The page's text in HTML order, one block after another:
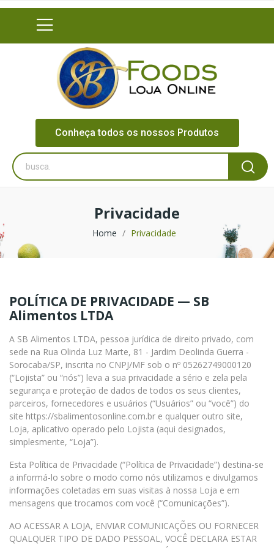
Conheça todos os nossos Produtos
Privacidade
Home Privacidade
POLÍTICA DE PRIVACIDADE — SB
Alimentos LTDA
A SB Alimentos LTDA, pessoa jurídica de direito privado, com
sede na Rua Olinda Luz Marte, 81 - Jardim Deolinda Guerra -
Sorocaba/SP, inscrita no CNPJ/MF sob o nº 05262749000120
(“Lojista” ou “nós”) leva a sua privacidade a sério e zela pela
segurança e proteção de dados de todos os seus clientes,
parceiros, fornecedores e usuários (“Usuários” ou “você”) do
site https://sbalimentosonline.com.br e qualquer outro site,
Loja, aplicativo operado pelo Lojista (aqui designados,
simplesmente, “Loja”).
Esta Política de Privacidade (“Política de Privacidade”) destina-se
a informá-lo sobre o modo como nós utilizamos e divulgamos
informações coletadas em suas visitas à nossa Loja e em
mensagens que trocamos com você (“Comunicações”).
AO ACESSAR A LOJA, ENVIAR COMUNICAÇÕES OU FORNECER
QUALQUER TIPO DE DADO PESSOAL, VOCÊ DECLARA ESTAR